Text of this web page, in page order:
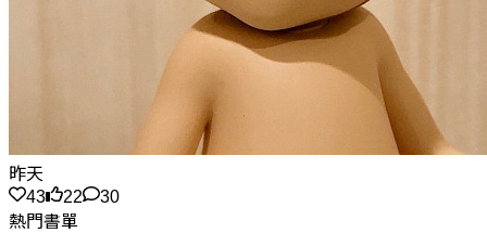
昨天
43
22
30
熱門書單